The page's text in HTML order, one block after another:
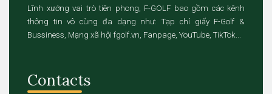
Lĩnh xướng vai trò tiên phong, F-GOLF bao gồm các kênh
thông tin vô cùng đa dạng như: Tạp chí giấy F-Golf &
Bussiness, Mạng xã hội fgolf.vn, Fanpage, YouTube, TikTok...
Contacts